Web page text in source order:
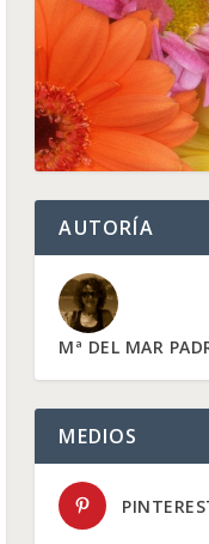
AUTORÍA
Mª DEL MAR
MEDIOS